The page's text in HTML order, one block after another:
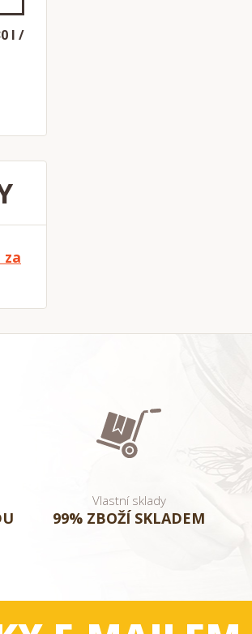
l /
Vlastní sklady
99% ZBOŽÍ SKLADEM